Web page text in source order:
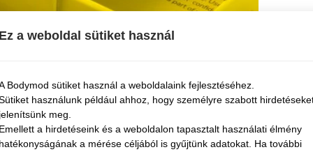
Ez a weboldal sütiket használ
Bodymod sütiket használ a weboldalaink fejlesztéséhez.
használunk például ahhoz, hogy személyre szabott
jelenítsünk meg.
Emellett a hirdetéseink és a weboldalon tapasztalt használati élmény
hatékonyságának a mérése céljából is gyűjtünk adatokat. Ha további